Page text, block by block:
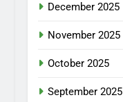
December 2025
November 2025
October 2025
September 2025